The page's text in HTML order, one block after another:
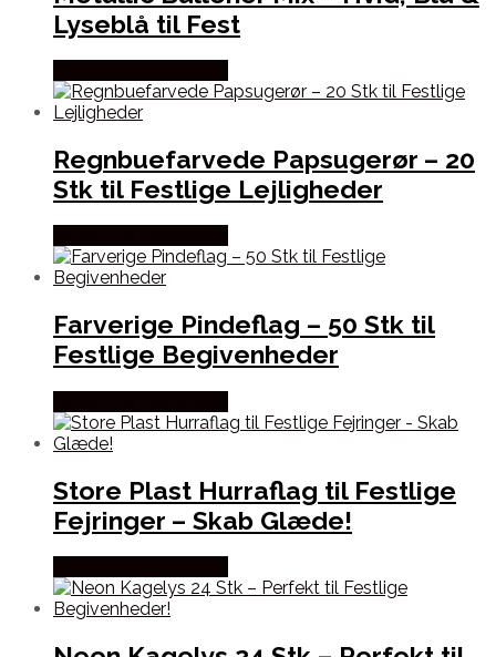
Lyseblå til Fest
Regnbuefarvede Papsugerør – 20
Stk til Festlige Lejligheder
Farverige Pindeflag – 50 Stk til
Festlige Begivenheder
Store Plast Hurraflag til Festlige
Fejringer – Skab Glæde!